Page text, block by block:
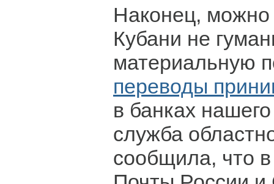
Наконец, можно
Кубани не
материальную
переводы
в банках
служба
сообщила, что